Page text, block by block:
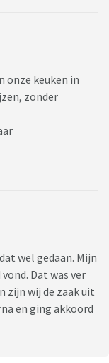
onze keuken in
zonder
wel gedaan. Mijn
Dat was ver
zijn wij de zaak uit
en ging akkoord